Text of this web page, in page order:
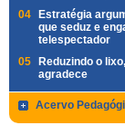
04
Estratégia
que seduz e
telespectador
05
Reduzindo o
agradece
Acervo